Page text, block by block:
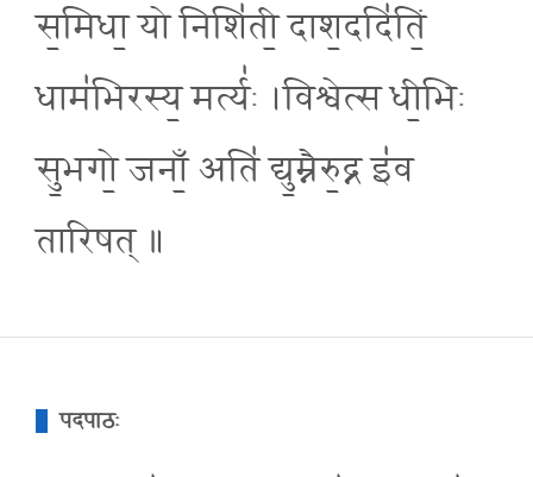
स॒मिधा॒ यो निशि॑ती॒ दाश॒ददि॑तिं॒
धाम॑भिरस्य॒ मर्त्य॑ः ।विश्वेत्स धी॒भिः
सु॒भगो॒ जनाँ॒ अति॑ द्यु॒म्नैरु॒द्न इ॑व
तारिषत् ॥
पदपाठः